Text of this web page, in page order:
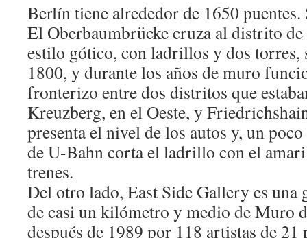
Berlín tiene alrededor de 1650 puentes.
El Oberbaumbrücke cruza al distrito
estilo gótico, con ladrillos y dos torres,
1800, y durante los años de muro
fronterizo entre dos distritos que
Kreuzberg, en el Oeste, y
presenta el nivel de los autos y, un
de U-Bahn corta el ladrillo con el
trenes.
Del otro lado, East Side Gallery es una
de casi un kilómetro y medio de Muro
después de 1989 por 118 artistas de 21